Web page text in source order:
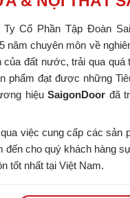
Cổ Phần Tập Đoàn
chuyên môn về
đất nước, trải qua
đạt được những
hiệuSaigonDoor đã
việc cung cấp các sản
đến cho quý khách hàng
tốt nhất tại Việt Nam.